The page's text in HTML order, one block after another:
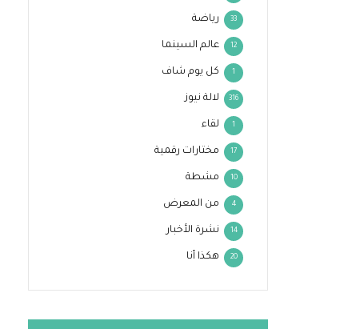
رياضة 33
عالم السينما 12
كل يوم شاف 1
لالة نيوز 316
لقاء 1
مختارات رقمية 17
مشطة 10
من المعرض 4
نشرة الأخبار 14
هكذا أنا 20